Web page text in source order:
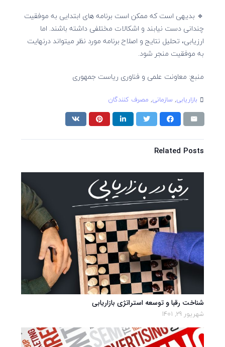
🔹 بدیهی است که ممکن است برنامه های ابتدایی به موفقیت
چندانی دست نیابند و اشکالات مختلفی داشته باشند. اما
ارزیابی، تحلیل نتایج و اصلاح برنامه مورد نظر میتواند درنهایت
به موفقیت منجر شود.
منبع: معاونت علمی و فناوری ریاست جمهوری
بازاریابی, سازمانی, مصرف کنندگان
Related Posts
شناخت رقبا و توسعه استراتژی بازاریابی
شهریور 29, 1401